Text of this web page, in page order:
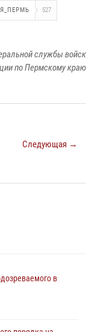
527
службы войск
по Пермскому краю
Следующая →
в